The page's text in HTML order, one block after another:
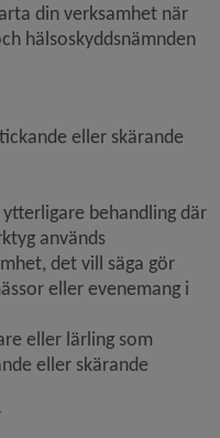
din verksamhet när
hälsoskyddsnämnden
eller skärande
behandling där
används
det vill säga gör
eller evenemang i
eller lärling som
eller skärande